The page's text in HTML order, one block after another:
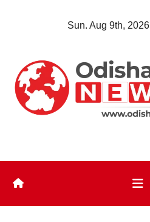
Sun. Aug 9th, 2026